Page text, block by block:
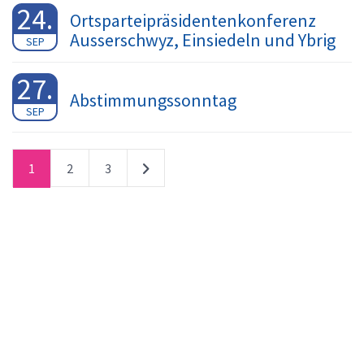
24.
SEP
Ortsparteipräsidentenkonferenz
Ausserschwyz, Einsiedeln und Ybrig
27.
SEP Abstimmungssonntag
1 2 3